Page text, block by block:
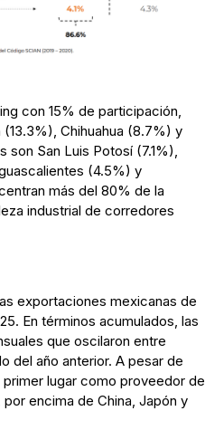
con 15% de participación,
Chihuahua (8.7%) y
San Luis Potosí (7.1%),
(4.5%) y
más del 80% de la
industrial de corredores
exportaciones mexicanas de
En términos acumulados, las
que oscilaron entre
del año anterior. A pesar de
lugar como proveedor de
encima de China, Japón y